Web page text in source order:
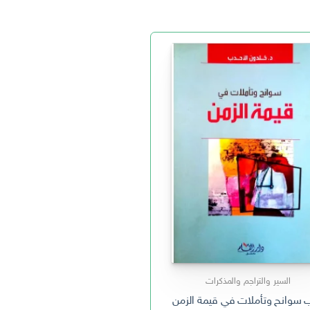
السير والتراجم والمذكرات
سوانح وتأملات في قيمة الزمن